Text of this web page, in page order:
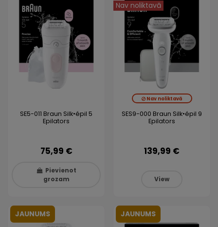
SE5-011 Braun Silk•épil 5
Epilators
75,99 €
Pievienot
grozam
Nav noliktavā
Nav noliktavā
SES9-000 Braun Silk•épil 9
Epilators
139,99 €
View
JAUNUMS JAUNUMS